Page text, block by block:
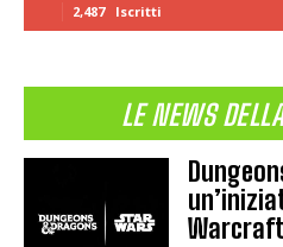
2,487 Iscritti
LE NEWS